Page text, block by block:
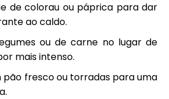
de colorau ou páprica para dar
ao caldo.
ou de carne no lugar de
mais intenso.
pão fresco ou torradas para uma